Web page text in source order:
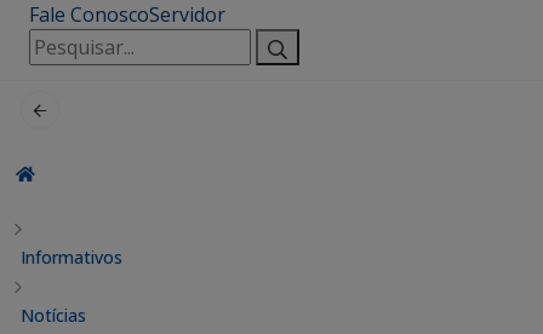
Fale ConoscoServidor
Pesquisar
por:
Informativos
Notícias